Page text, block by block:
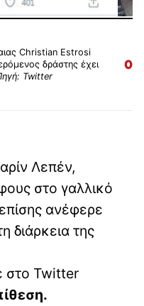
Christian Estrosi
δράστης έχει
Twitter
02
Λεπέν,
στο γαλλικό
ανέφερε
διάρκεια της
στο Twitter